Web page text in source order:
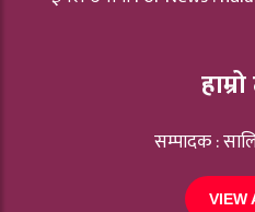
सम्पादक :
VIEW